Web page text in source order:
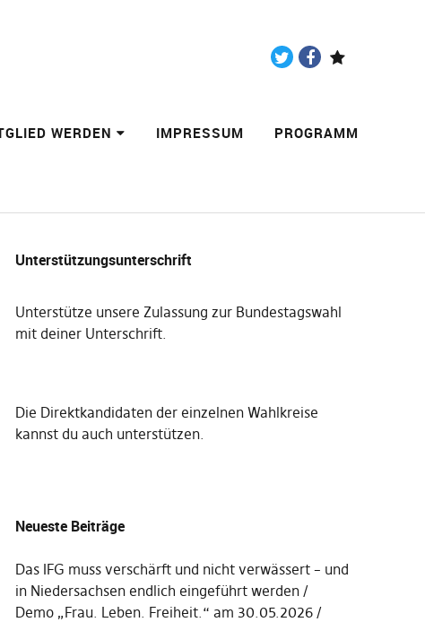
WERDEN IMPRESSUM PROGRAMM
Unterstützungsunterschrift
Unterstütze unsere Zulassung zur Bundestagswahl
mit deiner Unterschrift.
Die Direktkandidaten der einzelnen Wahlkreise
kannst du auch unterstützen.
Neueste Beiträge
Das IFG muss verschärft und nicht verwässert – und
in Niedersachsen endlich eingeführt werden
Demo „Frau. Leben. Freiheit.“ am 30.05.2026